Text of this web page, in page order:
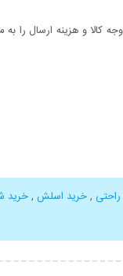
و هزینه ارسال را به
,خرید اسلش ,خرید